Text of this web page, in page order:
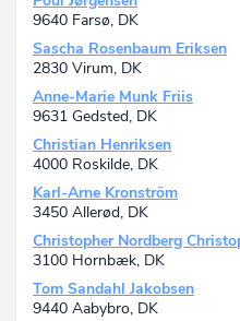
9640 Farsø, DK
Sascha Rosenbaum Eriksen
2830 Virum, DK
Anne-Marie Munk Friis
9631 Gedsted, DK
Christian Henriksen
4000 Roskilde, DK
Karl-Arne Kronström
3450 Allerød, DK
Christopher Nordberg
3100 Hornbæk, DK
Tom Sandahl Jakobsen
9440 Aabybro, DK